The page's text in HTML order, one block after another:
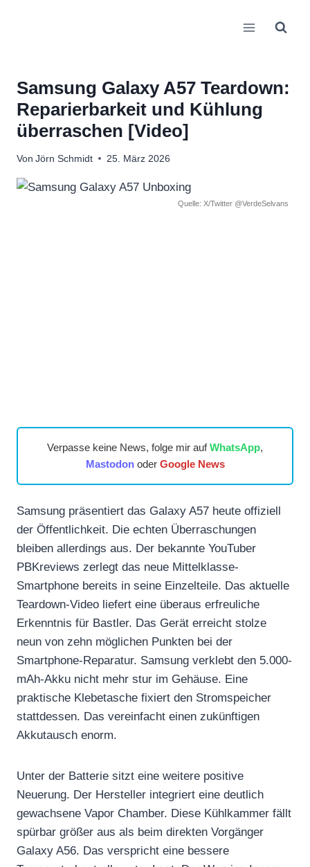
Samsung Galaxy A57 Teardown:
Reparierbarkeit und Kühlung
überraschen [Video]
Von Jörn Schmidt 25. März 2026
Quelle: X/Twitter @VerdeSelvans
Verpasse keine News, folge mir aufWhatsApp,
Mastodonoder Google News
Samsung präsentiert das Galaxy A57 heute offiziell
der Öffentlichkeit. Die echten Überraschungen
bleiben allerdings aus. Der bekannte YouTuber
PBKreviews zerlegt das neue Mittelklasse-
Smartphone bereits in seine Einzelteile. Das aktuelle
Teardown-Video liefert eine überaus erfreuliche
Erkenntnis für Bastler. Das Gerät erreicht stolze
neun von zehn möglichen Punkten bei der
Smartphone-Reparatur. Samsung verklebt den 5.000-
mAh-Akku nicht mehr stur im Gehäuse. Eine
praktische Klebetasche fixiert den Stromspeicher
stattdessen. Das vereinfacht einen zukünftigen
Akkutausch enorm.
Unter der Batterie sitzt eine weitere positive
Neuerung. Der Hersteller integriert eine deutlich
gewachsene Vapor Chamber. Diese Kühlkammer fällt
spürbar größer aus als beim direkten Vorgänger
Galaxy A56. Das verspricht eine bessere